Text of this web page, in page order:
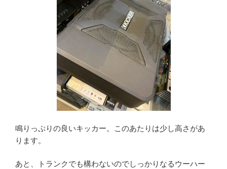
鳴りっぷりの良いキッカー。このあたりは少し高さがあ
ります。
あと、トランクでも構わないのでしっかりなるウーハー